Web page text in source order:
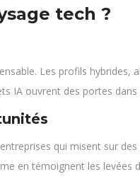
tech ?
Les profils
IA ouvrent des portes
qui misent sur
en témoignent les